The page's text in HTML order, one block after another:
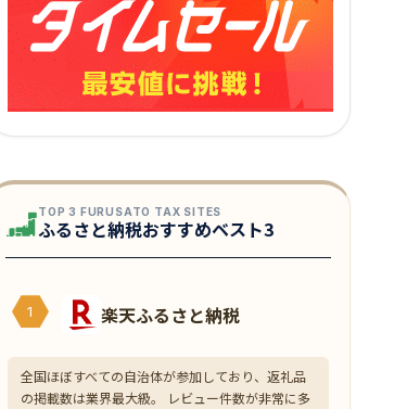
ズ2
こ
せ
が
子 内
産
産工房
浜ぬか鯖 半身分 切身1切れ 送料無料鯖の
ぬか漬け へしこ鯖 メール便でのお届け
へしこ 鯖 さば サバ へしこ 通販 福井 伝
統食楽天 通販 価格 販売 母の日 記念 ギ
フト
1,280円～
★★ ★ ★ ★ 3.64
店舗：越前名産工房
へしこ鯖鯖の
★
TOP 3 FURUSATO TAX SITES
ふるさと納税おすすめベスト3
1 楽天ふるさと納税
全国ほぼすべての自治体が参加しており、返礼品
の掲載数は業界最大級。 レビュー件数が非常に多